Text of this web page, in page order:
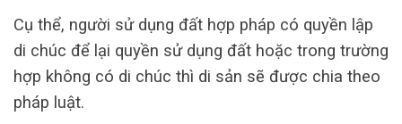
Cụ thể, người sử dụng đất hợp pháp có quyền lập
di chúc để lại quyền sử dụng đất hoặc trong trường
hợp không có di chúc thì di sản sẽ được chia theo
pháp luật.